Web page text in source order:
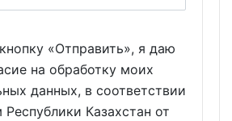
«Отправить», я даю
на обработку моих
данных, в соответствии
Казахстан от